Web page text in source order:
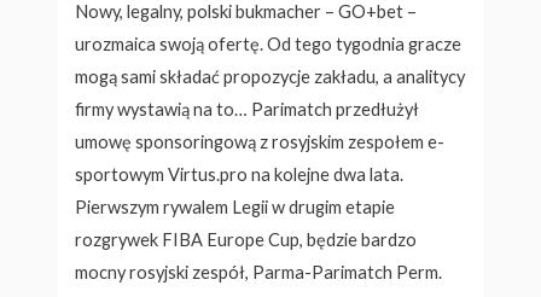
Nowy, legalny, polski bukmacher – GO+bet –
urozmaica swoją ofertę. Od tego tygodnia gracze
mogą sami składać propozycje zakładu, a analitycy
firmy wystawią na to… Parimatch przedłużył
umowę sponsoringową z rosyjskim zespołem e-
sportowym Virtus.pro na kolejne dwa lata.
Pierwszym rywalem Legii w drugim etapie
rozgrywek FIBA Europe Cup, będzie bardzo
mocny rosyjski zespół, Parma-Parimatch Perm.